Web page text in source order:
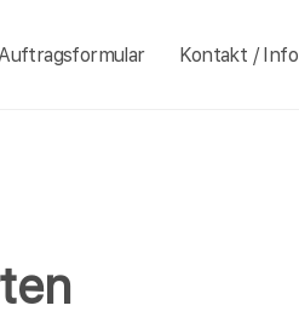
Auftragsformular Kontakt / Info